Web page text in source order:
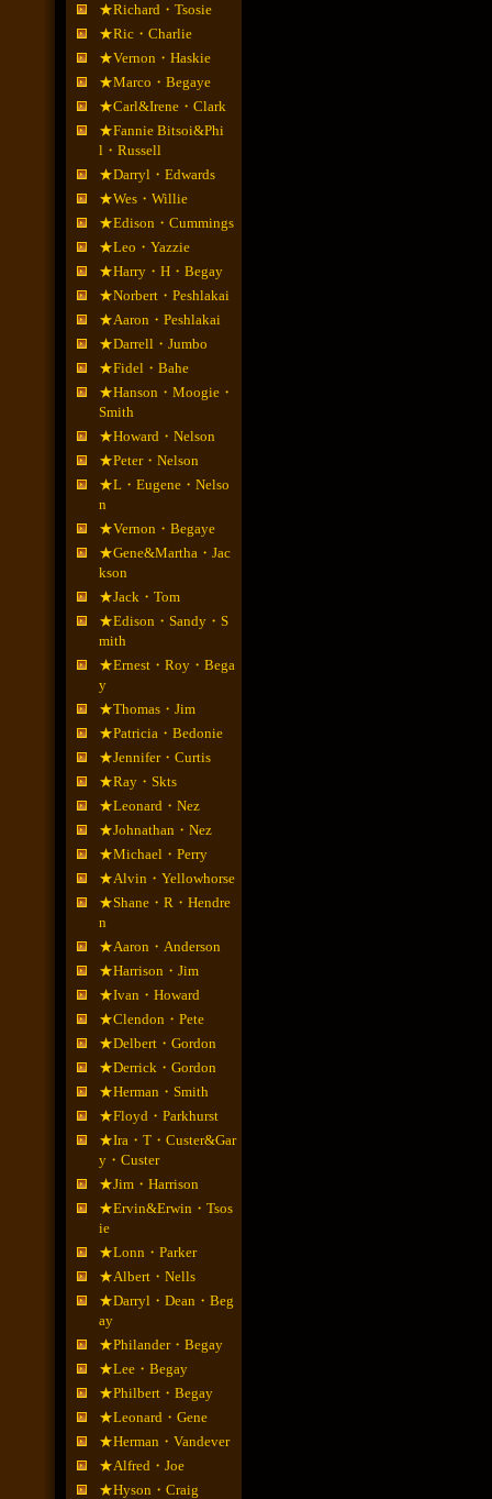
★Richard・Tsosie
★Ric・Charlie
★Vernon・Haskie
★Marco・Begaye
★Carl&Irene・Clark
★Fannie Bitsoi&Phi
l・Russell
★Darryl・Edwards
★Wes・Willie
★Edison・Cummings
★Leo・Yazzie
★Harry・H・Begay
★Norbert・Peshlakai
★Aaron・Peshlakai
★Darrell・Jumbo
★Fidel・Bahe
★Hanson・Moogie・
Smith
★Howard・Nelson
★Peter・Nelson
★L・Eugene・Nelso
n
★Vernon・Begaye
★Gene&Martha・Jac
kson
★Jack・Tom
★Edison・Sandy・S
mith
★Ernest・Roy・Bega
y
★Thomas・Jim
★Patricia・Bedonie
★Jennifer・Curtis
★Ray・Skts
★Leonard・Nez
★Johnathan・Nez
★Michael・Perry
★Alvin・Yellowhorse
★Shane・R・Hendre
n
★Aaron・Anderson
★Harrison・Jim
★Ivan・Howard
★Clendon・Pete
★Delbert・Gordon
★Derrick・Gordon
★Herman・Smith
★Floyd・Parkhurst
★Ira・T・Custer&Gar
y・Custer
★Jim・Harrison
★Ervin&Erwin・Tsos
ie
★Lonn・Parker
★Albert・Nells
★Darryl・Dean・Beg
ay
★Philander・Begay
★Lee・Begay
★Philbert・Begay
★Leonard・Gene
★Herman・Vandever
★Alfred・Joe
★Hyson・Craig